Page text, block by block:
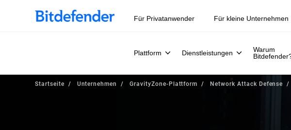
Für Privatanwender Für kleine Unternehmen
Plattform Dienstleistungen
Warum
Startseite Unternehmen GravityZone-Plattform Network Attack Defense